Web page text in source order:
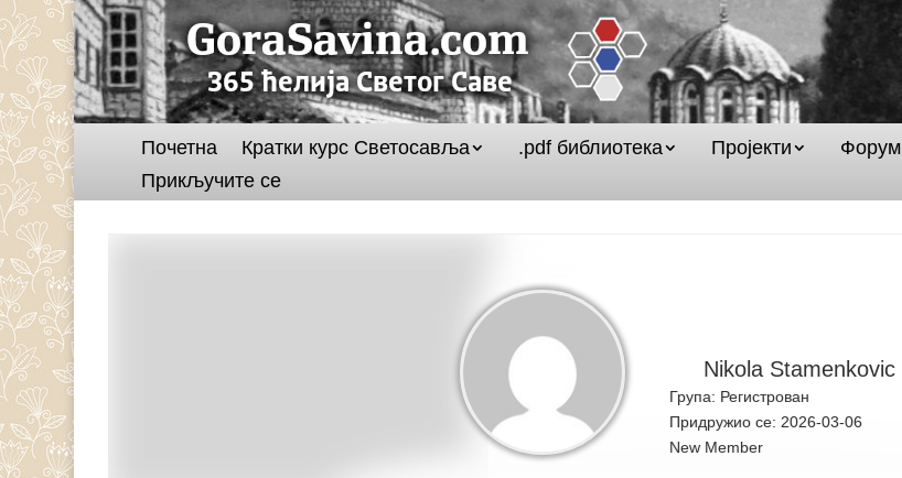
Почетна Кратки курс Светосавља .pdf библиотека Пројекти
Форум
Прикључите се
Nikola Stamenkovic
Група: Регистрован
Придружио се: 2026-03-06
New Member